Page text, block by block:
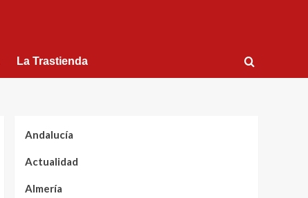
La Trastienda
Andalucía
Actualidad
Almería